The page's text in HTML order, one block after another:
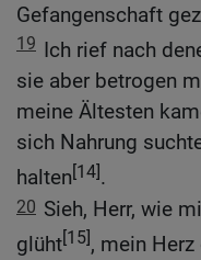
Gefangenschaft
19 Ich rief nach
sie aber betrogen
meine Ältesten
sich Nahrung
halten[14].
20 Sieh, Herr, wie
glüht[15], mein